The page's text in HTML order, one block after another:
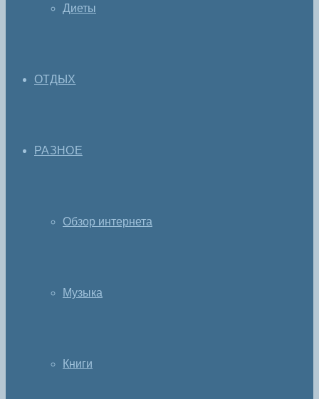
Диеты
ОТДЫХ
РАЗНОЕ
Обзор интернета
Музыка
Книги